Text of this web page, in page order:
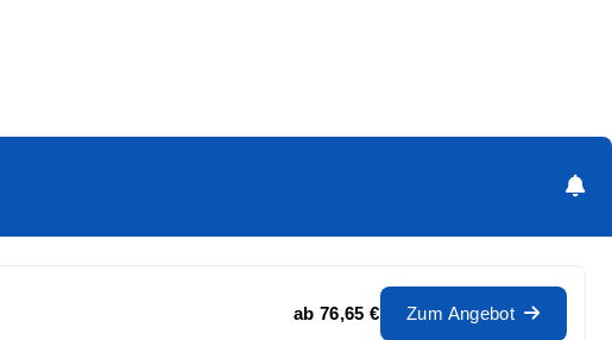
ab 76,65 € Zum Angebot